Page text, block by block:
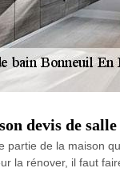
devis de
partie de la maison
la rénover, il faut